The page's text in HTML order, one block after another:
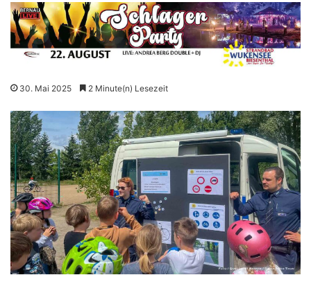
30. Mai 2025 2 Minute(n) Lesezeit